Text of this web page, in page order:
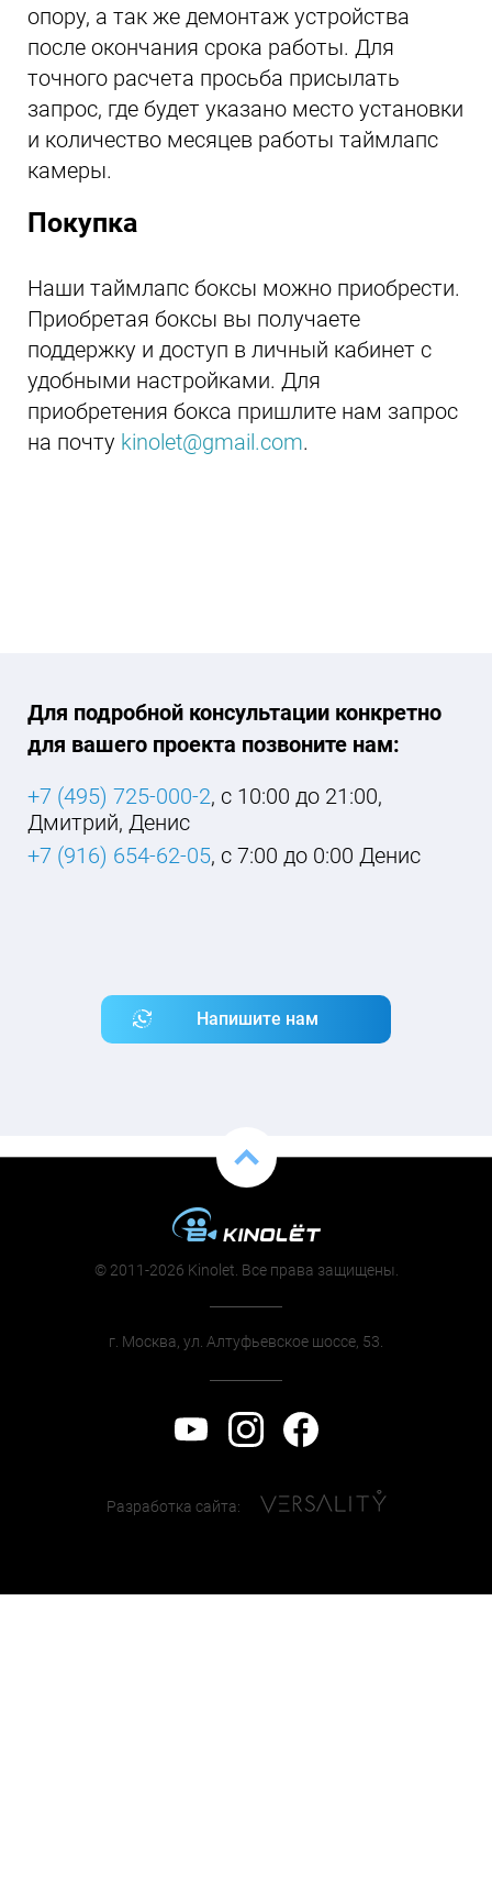
опору, а так же демонтаж устройства
после окончания срока работы. Для
точного расчета просьба присылать
запрос, где будет указано место установки
и количество месяцев работы таймлапс
камеры.
Покупка
Наши таймлапс боксы можно приобрести.
Приобретая боксы вы получаете
поддержку и доступ в личный кабинет с
удобными настройками. Для
приобретения бокса пришлите нам запрос
на почту kinolet@gmail.com.
Для подробной консультации конкретно
для вашего проекта позвоните нам:
+7 (495) 725-000-2, с 10:00 до 21:00,
Дмитрий, Денис
+7 (916) 654-62-05, с 7:00 до 0:00 Денис
Напишите нам
© 2011-2026 Kinolet. Все права защищены.
г. Москва, ул. Алтуфьевское шоссе, 53.
Разработка сайта: